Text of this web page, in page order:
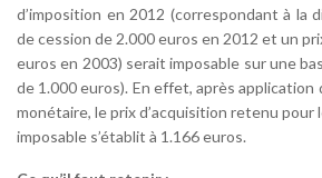
d’imposition en 2012 (correspondant à la
de cession de 2.000 euros en 2012 et un
euros en 2003) serait imposable sur une
de 1.000 euros). En effet, après application
monétaire, le prix d’acquisition retenu pour
imposable s’établit à 1.166 euros.